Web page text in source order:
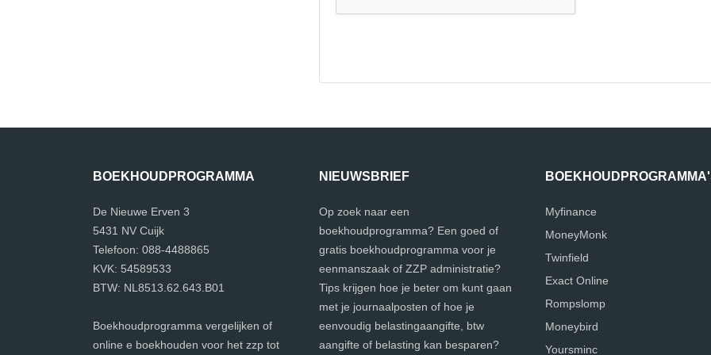
BOEKHOUDPROGRAMMA
De Nieuwe Erven 3
5431 NV Cuijk
Telefoon: 088-4488865
KVK: 54589533
BTW: NL8513.62.643.B01
Boekhoudprogramma vergelijken of
online e boekhouden voor het zzp tot
NIEUWSBRIEF
Op zoek naar een
boekhoudprogramma? Een goed of
gratis boekhoudprogramma voor je
eenmanszaak of ZZP administratie?
Tips krijgen hoe je beter om kunt gaan
met je journaalposten of hoe je
eenvoudig belastingaangifte, btw
aangifte of belasting kan besparen?
Myfinance
MoneyMonk
Twinfield
Exact Online
Rompslomp
Moneybird
Yoursminc